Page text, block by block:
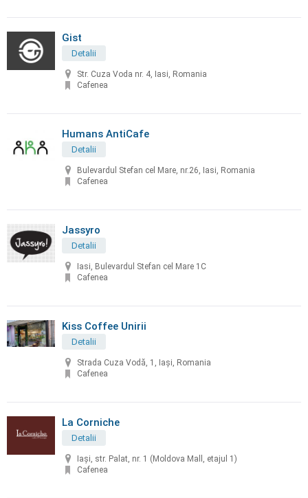
Gist
Detalii
Str. Cuza Voda nr. 4, Iasi, Romania
Cafenea
Humans AntiCafe
Detalii
Bulevardul Stefan cel Mare, nr.26, Iasi, Romania
Cafenea
Jassyro
Detalii
Iasi, Bulevardul Stefan cel Mare 1C
Cafenea
Kiss Coffee Unirii
Detalii
Strada Cuza Vodă, 1, Iași, Romania
Cafenea
La Corniche
Detalii
Iași, str. Palat, nr. 1 (Moldova Mall, etajul 1)
Cafenea